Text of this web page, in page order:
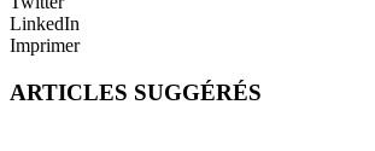
LinkedIn
Imprimer
ARTICLES SUGGÉRÉS